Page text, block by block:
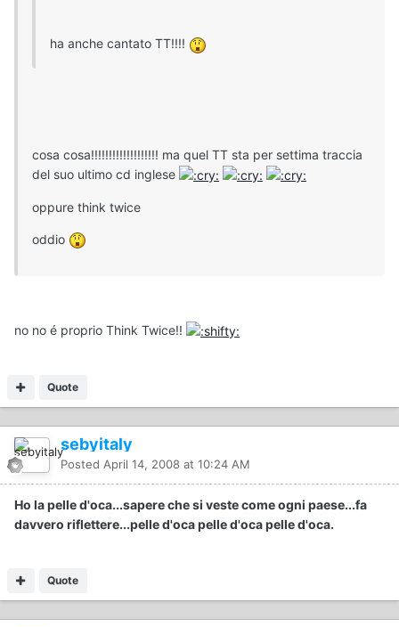
ha anche cantato TT!!!!
cosa cosa!!!!!!!!!!!!!!!!!!! ma quel TT sta per settima traccia
del suo ultimo cd inglese
oppure think twice
oddio
no no é proprio Think Twice!!
Quote
sebyitaly
Posted April 14, 2008 at 10:24 AM
Ho la pelle d'oca...sapere che si veste come ogni paese...fa
davvero riflettere...pelle d'oca pelle d'oca pelle d'oca.
Quote